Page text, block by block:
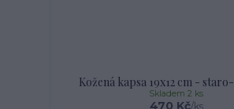
Kožená kapsa 19x12 cm -
470 Kč/ks
Skladem 2 ks